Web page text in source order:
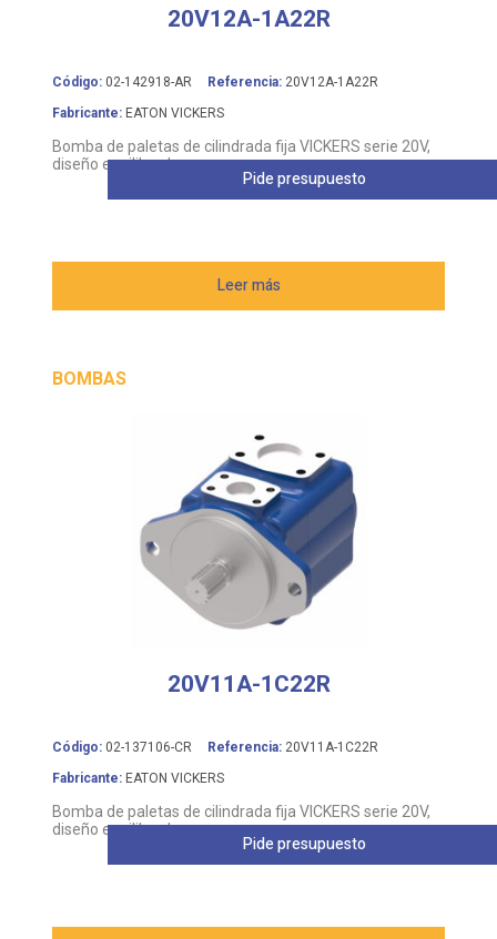
20V12A-1A22R
Código: 02-142918-AR Referencia: 20V12A-1A22R
Fabricante: EATON VICKERS
Bomba de paletas de cilindrada fija VICKERS serie 20V,
diseño equilibrado
Leer más
Pide presupuesto
BOMBAS
20V11A-1C22R
Código: 02-137106-CR Referencia: 20V11A-1C22R
Fabricante: EATON VICKERS
Bomba de paletas de cilindrada fija VICKERS serie 20V,
diseño equilibrado
Pide presupuesto